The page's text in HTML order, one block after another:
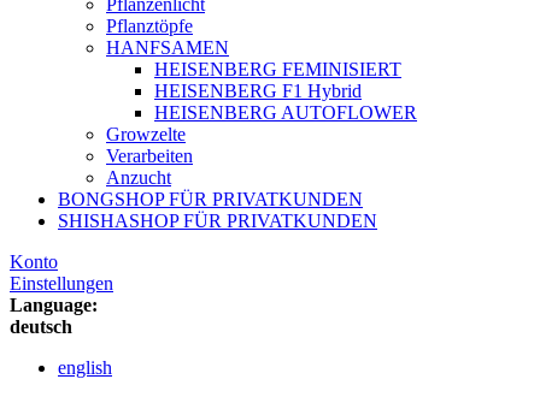
Pflanzenlicht
Pflanztöpfe
HANFSAMEN
HEISENBERG FEMINISIERT
HEISENBERG F1 Hybrid
HEISENBERG AUTOFLOWER
Growzelte
Verarbeiten
Anzucht
BONGSHOP FÜR PRIVATKUNDEN
SHISHASHOP FÜR PRIVATKUNDEN
Konto
Einstellungen
Language:
deutsch
english